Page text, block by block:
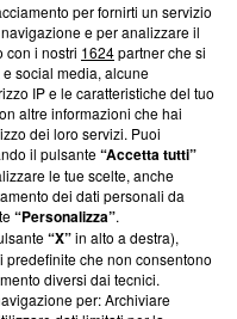
su Blasting
su come ci impegniamo a
la nostra aderenza a
News non è
ha richiesto di farne
una verifica di
per fornirti un servizio
e per analizzare il
con i nostri 1624partner che si
social media, alcune
IP e le caratteristiche del tuo
altre informazioni che hai
dei loro servizi. Puoi
il pulsante“Accetta tutti”
le tue scelte, anche
dei dati personali da
“Personalizza”.
“X”in alto a destra),
che non consentono
diversi dai tecnici.
per: Archiviare